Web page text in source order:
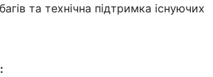
та технічна підтримка існуючих